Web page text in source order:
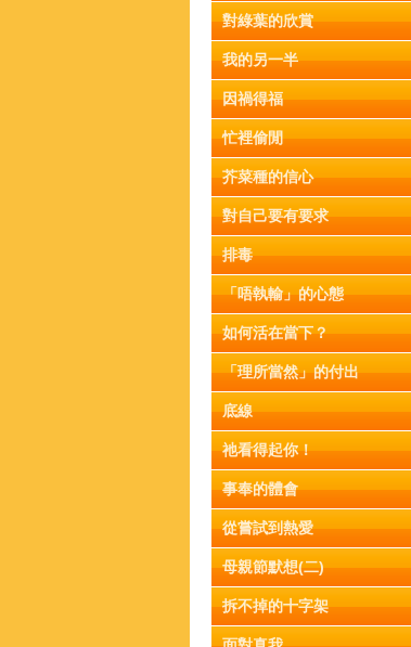
對綠葉的欣賞
我的另一半
因禍得福
忙裡偷閒
芥菜種的信心
對自己要有要求
排毒
「唔執輸」的心態
如何活在當下？
「理所當然」的付出
底線
祂看得起你！
事奉的體會
從嘗試到熱愛
母親節默想(二)
拆不掉的十字架